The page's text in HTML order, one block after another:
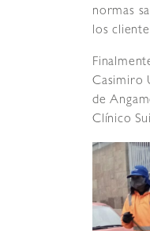
normas
los
Casimiro
de
Clínico